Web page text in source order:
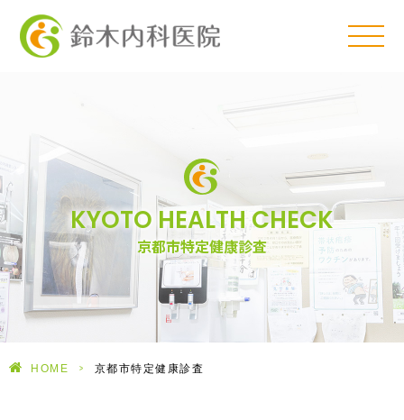
KYOTO HEALTH CHECK
京都市特定健康診査
HOME > 京都市特定健康診査